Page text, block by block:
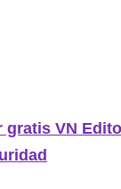
gratis VN